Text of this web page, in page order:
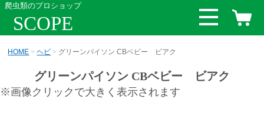
爬虫類のプロショップ
SCOPE
HOME ヘビ グリーンパイソン CBベビー ビアク
グリーンパイソン CBベビー ビアク
※画像クリックで大きく表示されます